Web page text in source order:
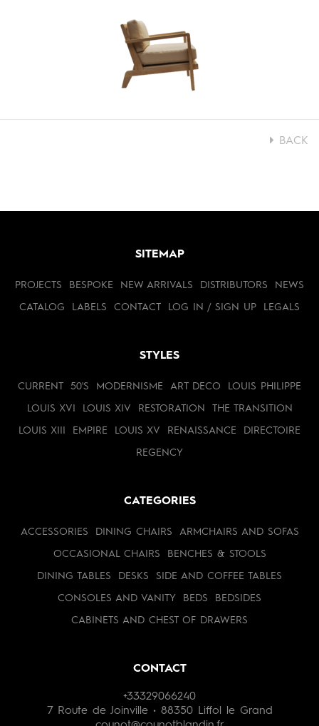
BACK
SITEMAP
PROJECTS BESPOKE NEW ARRIVALS DISTRIBUTORS NEWS
CATALOG LABELS CONTACT LOG IN / SIGN UP LEGALS
STYLES
CURRENT 50'S MODERNISME ART DECO LOUIS PHILIPPE
LOUIS XVI LOUIS XIV RESTORATION THE TRANSITION
LOUIS XIII EMPIRE LOUIS XV RENAISSANCE DIRECTOIRE
REGENCY
CATEGORIES
ACCESSORIES DINING CHAIRS ARMCHAIRS AND SOFAS
OCCASIONAL CHAIRS BENCHES & STOOLS
DINING TABLES DESKS SIDE AND COFFEE TABLES
CONSOLES AND VANITY BEDS BEDSIDES
CABINETS AND CHEST OF DRAWERS
CONTACT
+33329066240
7 Route de Joinville • 88350 Liffol le Grand